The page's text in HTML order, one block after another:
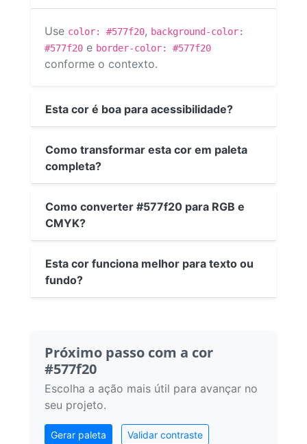
Use color: #577f20, background-color:
#577f20 e border-color: #577f20
conforme o contexto.
Esta cor é boa para acessibilidade?
Como transformar esta cor em paleta
completa?
Como converter #577f20 para RGB e
CMYK?
Esta cor funciona melhor para texto ou
fundo?
Próximo passo com a cor
#577f20
Escolha a ação mais útil para avançar no
seu projeto.
Gerar paleta
Validar contraste